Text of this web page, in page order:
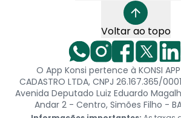
Voltar ao topo
O App Konsi pertence à KONSI APP
CADASTRO LTDA, CNPJ 26.167.365/
Avenida Deputado Luiz Eduardo
Andar 2 - Centro, Simões Filho -